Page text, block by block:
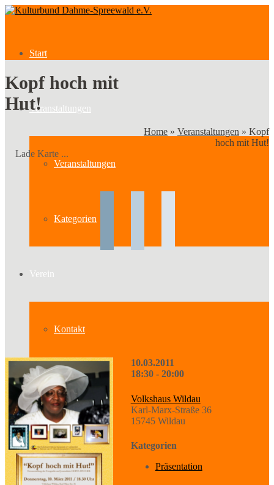
Start
Veranstaltungen
Veranstaltungen
Kategorien
Verein
Kontakt
Über uns
Geschichte
Kopf hoch mit
Hut!
Home » Veranstaltungen » Kopf
hoch mit Hut!
Lade Karte ...
10.03.2011
18:30 - 20:00
Volkshaus Wildau
Karl-Marx-Straße 36
15745 Wildau
Kategorien
Präsentation